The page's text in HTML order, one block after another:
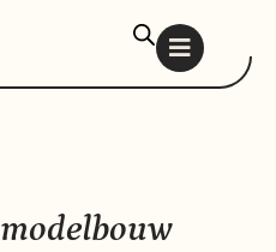
modelbouw